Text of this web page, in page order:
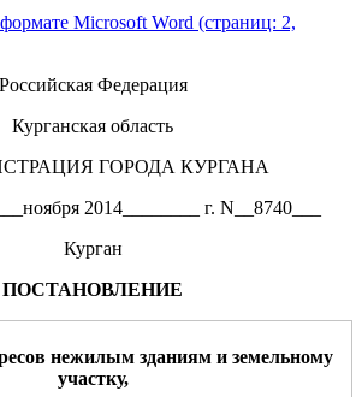
Microsoft Word (страниц: 2,
Российская Федерация
Курганская область
ГОРОДА КУРГАНА
2014________ г. N__8740___
Курган
ПОСТАНОВЛЕНИЕ
ов нежилым зданиям и земельному
участку,